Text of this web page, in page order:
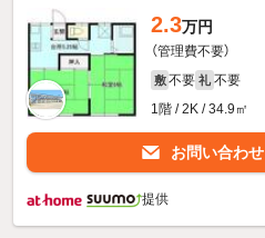
2.3万円
（管理費不要）
敷 不要 礼 不要
1階 / 2K / 34.9㎡
お問い合わせ
提供